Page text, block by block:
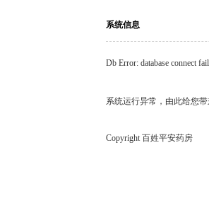
系统信息
Db Error: database connect
系统运行异常，由此给您
Copyright 百姓平安药房